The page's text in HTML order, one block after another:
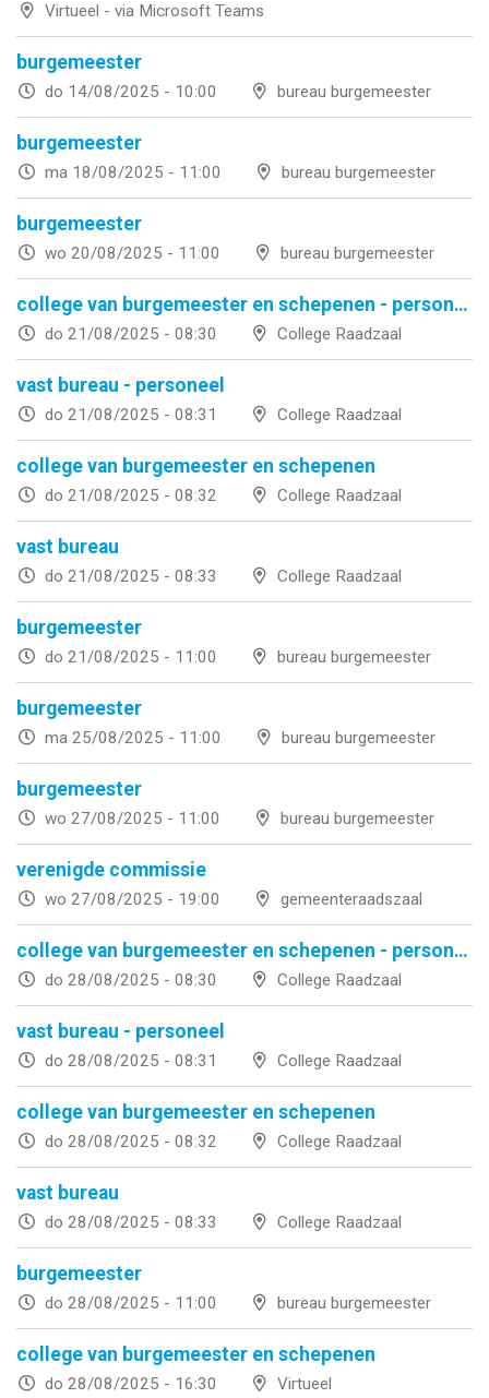
Virtueel - via Microsoft Teams
burgemeester
do 14/08/2025 - 10:00 bureau burgemeester
burgemeester
ma 18/08/2025 - 11:00 bureau burgemeester
burgemeester
wo 20/08/2025 - 11:00 bureau burgemeester
college van burgemeester en schepenen - personeel
do 21/08/2025 - 08:30 College Raadzaal
vast bureau - personeel
do 21/08/2025 - 08:31 College Raadzaal
college van burgemeester en schepenen
do 21/08/2025 - 08:32 College Raadzaal
vast bureau
do 21/08/2025 - 08:33 College Raadzaal
burgemeester
do 21/08/2025 - 11:00 bureau burgemeester
burgemeester
ma 25/08/2025 - 11:00 bureau burgemeester
burgemeester
wo 27/08/2025 - 11:00 bureau burgemeester
verenigde commissie
wo 27/08/2025 - 19:00 gemeenteraadszaal
college van burgemeester en schepenen - personeel
do 28/08/2025 - 08:30 College Raadzaal
vast bureau - personeel
do 28/08/2025 - 08:31 College Raadzaal
college van burgemeester en schepenen
do 28/08/2025 - 08:32 College Raadzaal
vast bureau
do 28/08/2025 - 08:33 College Raadzaal
burgemeester
do 28/08/2025 - 11:00 bureau burgemeester
college van burgemeester en schepenen
do 28/08/2025 - 16:30 Virtueel